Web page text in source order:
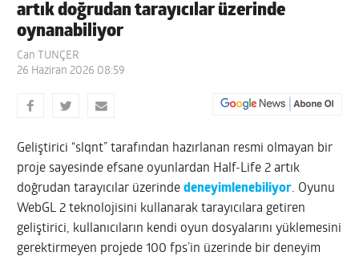
artık doğrudan tarayıcılar üzerinde
oynanabiliyor
Can TUNÇER
26 Haziran 2026 08:59
Geliştirici “slqnt” tarafından hazırlanan resmi olmayan bir
proje sayesinde efsane oyunlardan Half-Life 2 artık
doğrudan tarayıcılar üzerindedeneyimlenebiliyor. Oyunu
WebGL 2 teknolojisini kullanarak tarayıcılara getiren
geliştirici, kullanıcıların kendi oyun dosyalarını yüklemesini
gerektirmeyen projede 100 fps’in üzerinde bir deneyim